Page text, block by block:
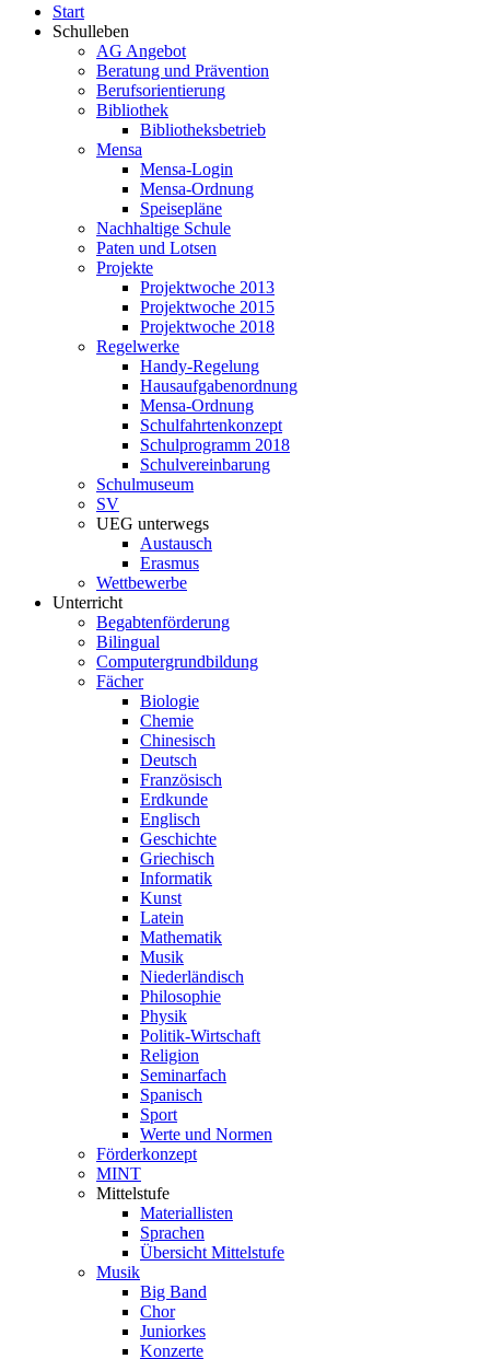
Start
Schulleben
AG Angebot
Beratung und Prävention
Berufsorientierung
Bibliothek
Bibliotheksbetrieb
Mensa
Mensa-Login
Mensa-Ordnung
Speisepläne
Nachhaltige Schule
Paten und Lotsen
Projekte
Projektwoche 2013
Projektwoche 2015
Projektwoche 2018
Regelwerke
Handy-Regelung
Hausaufgabenordnung
Mensa-Ordnung
Schulfahrtenkonzept
Schulprogramm 2018
Schulvereinbarung
Schulmuseum
SV
UEG unterwegs
Austausch
Erasmus
Wettbewerbe
Unterricht
Begabtenförderung
Bilingual
Computergrundbildung
Fächer
Biologie
Chemie
Chinesisch
Deutsch
Französisch
Erdkunde
Englisch
Geschichte
Griechisch
Informatik
Kunst
Latein
Mathematik
Musik
Niederländisch
Philosophie
Physik
Politik-Wirtschaft
Religion
Seminarfach
Spanisch
Sport
Werte und Normen
Förderkonzept
MINT
Mittelstufe
Materiallisten
Sprachen
Übersicht Mittelstufe
Musik
Big Band
Chor
Juniorkes
Konzerte